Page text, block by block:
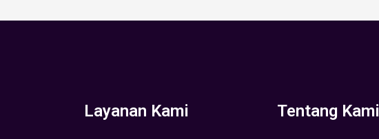
Layanan Kami Tentang Kami